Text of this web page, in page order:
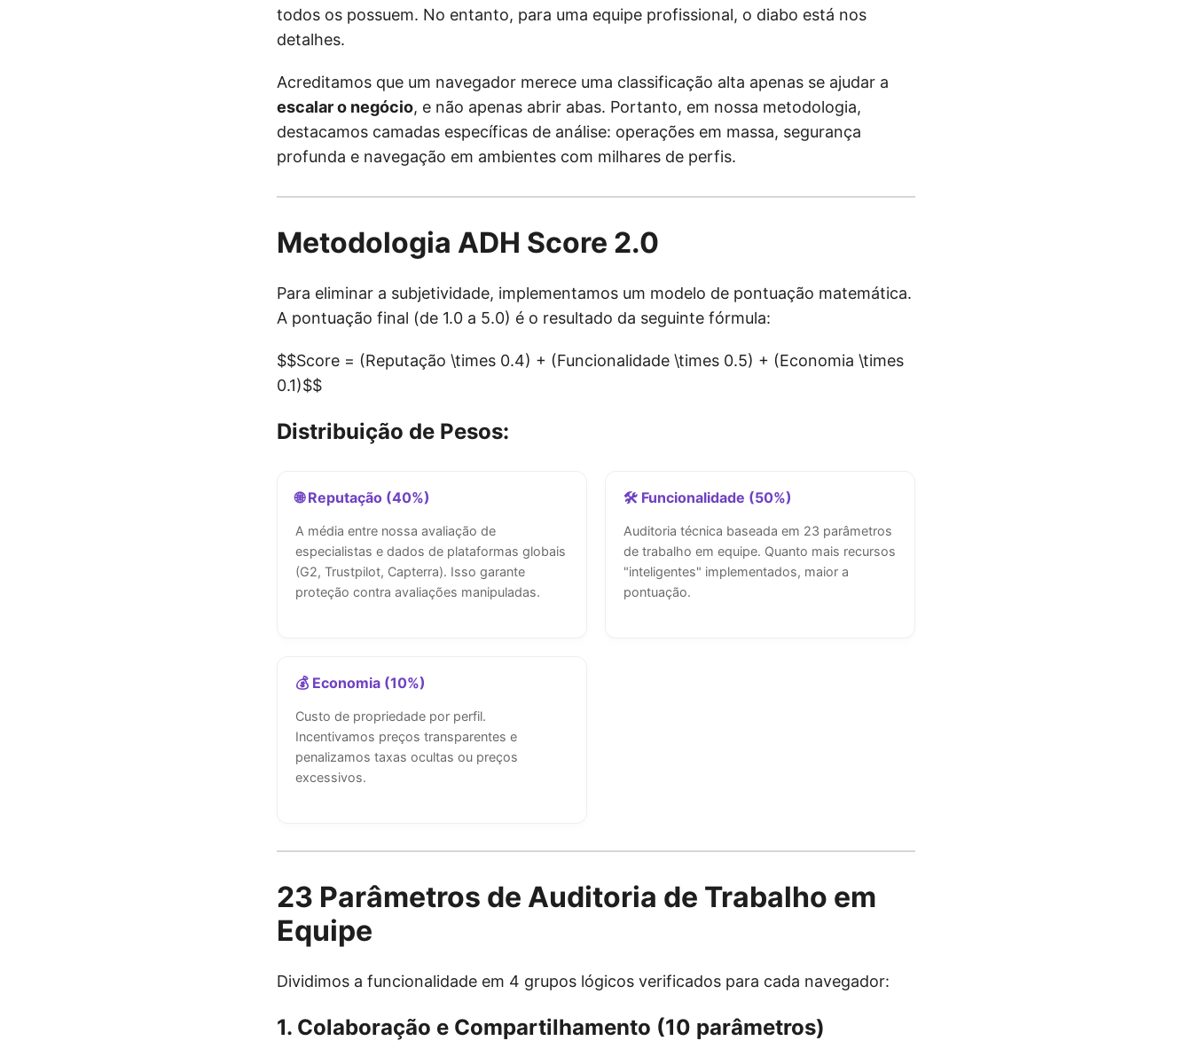
todos os possuem. No entanto, para uma equipe profissional, o diabo está nos
detalhes.
Acreditamos que um navegador merece uma classificação alta apenas se ajudar a
escalar o negócio, e não apenas abrir abas. Portanto, em nossa metodologia,
destacamos camadas específicas de análise: operações em massa, segurança
profunda e navegação em ambientes com milhares de perfis.
Metodologia ADH Score 2.0
Para eliminar a subjetividade, implementamos um modelo de pontuação matemática.
A pontuação final (de 1.0 a 5.0) é o resultado da seguinte fórmula:
$$Score = (Reputação \times 0.4) + (Funcionalidade \times 0.5) + (Economia \times
0.1)$$
Distribuição de Pesos:
🌐 Reputação (40%)
A média entre nossa avaliação de
especialistas e dados de plataformas globais
(G2, Trustpilot, Capterra). Isso garante
proteção contra avaliações manipuladas.
🛠 Funcionalidade (50%)
Auditoria técnica baseada em 23 parâmetros
de trabalho em equipe. Quanto mais recursos
"inteligentes" implementados, maior a
pontuação.
💰 Economia (10%)
Custo de propriedade por perfil.
Incentivamos preços transparentes e
penalizamos taxas ocultas ou preços
excessivos.
23 Parâmetros de Auditoria de Trabalho em
Equipe
Dividimos a funcionalidade em 4 grupos lógicos verificados para cada navegador:
1. Colaboração e Compartilhamento (10 parâmetros)